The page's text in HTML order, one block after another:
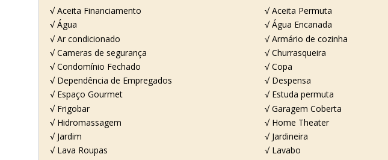
√ Aceita Financiamento √ Aceita Permuta
√ Água
√ Água Encanada
√ Ar condicionado
√ Armário de cozinha
√ Cameras de segurança
√ Churrasqueira
√ Condomínio Fechado
√ Copa
√ Dependência de Empregados
√ Despensa
√ Espaço Gourmet
√ Estuda permuta
√ Frigobar
√ Garagem Coberta
√ Hidromassagem
√ Home Theater
√ Jardim
√ Jardineira
√ Lava Roupas
√ Lavabo